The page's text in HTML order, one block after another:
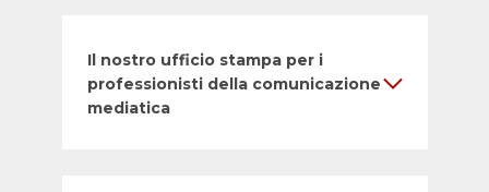
Il nostro ufficio stampa per i
professionisti della comunicazione
mediatica